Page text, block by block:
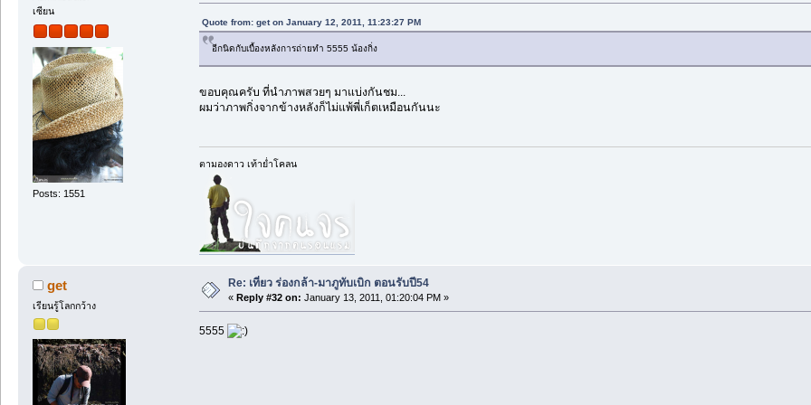
เซียน
Posts: 1551
Quote from: get on January 12, 2011, 11:23:27 PM
อีกนิดกับเบื้องหลังการถ่ายทำ 5555 น้องกิ่ง
ขอบคุณครับ ที่นำภาพสวยๆ มาแบ่งกันชม...
ผมว่าภาพกิ่งจากข้างหลังก็ไม่แพ้พี่เก็ตเหมือนกันนะ
ตามองดาว เท้าย่ำโคลน
get
เรียนรู้โลกกว้าง
Re: เที่ยว ร่องกล้า-มาภูทับเบิก ตอนรับปี54
« Reply #32 on: January 13, 2011, 01:20:04 PM »
5555